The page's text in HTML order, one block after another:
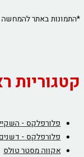
*התמונות באתר
קטגוריות
פלורפלקס -
פלורפלקס -
אקווה מסטר טולס